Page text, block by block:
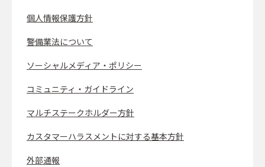
個人情報保護方針
警備業法について
ソーシャルメディア・ポリシー
コミュニティ・ガイドライン
マルチステークホルダー方針
カスタマーハラスメントに対する基本方針
外部通報